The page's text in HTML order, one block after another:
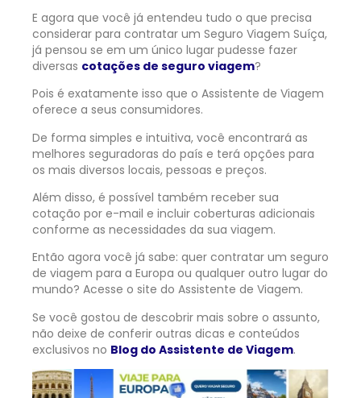
E agora que você já entendeu tudo o que precisa
considerar para contratar um Seguro Viagem Suíça,
já pensou se em um único lugar pudesse fazer
diversas cotações de seguro viagem?
Pois é exatamente isso que o Assistente de Viagem
oferece a seus consumidores.
De forma simples e intuitiva, você encontrará as
melhores seguradoras do país e terá opções para
os mais diversos locais, pessoas e preços.
Além disso, é possível também receber sua
cotação por e-mail e incluir coberturas adicionais
conforme as necessidades da sua viagem.
Então agora você já sabe: quer contratar um seguro
de viagem para a Europa ou qualquer outro lugar do
mundo? Acesse o site do Assistente de Viagem.
Se você gostou de descobrir mais sobre o assunto,
não deixe de conferir outras dicas e conteúdos
exclusivos no Blog do Assistente de Viagem.